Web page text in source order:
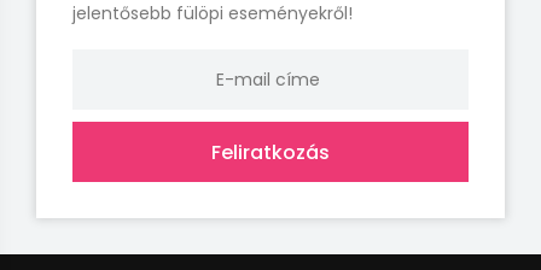
jelentősebb fülöpi eseményekről!
Feliratkozás